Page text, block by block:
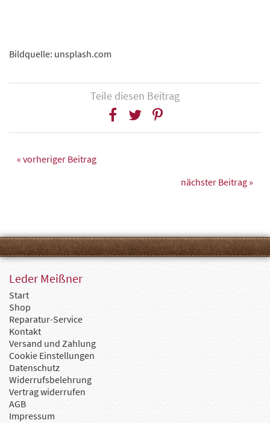
Bildquelle: unsplash.com
Teile diesen Beitrag
« vorheriger Beitrag
nächster Beitrag »
Leder Meißner
Start
Shop
Reparatur-Service
Kontakt
Versand und Zahlung
Cookie Einstellungen
Datenschutz
Widerrufsbelehrung
Vertrag widerrufen
AGB
Impressum